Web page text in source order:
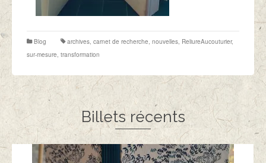
Blog archives, carnet de recherche, nouvelles, ReliureAucouturier,
sur-mesure, transformation
Billets récents